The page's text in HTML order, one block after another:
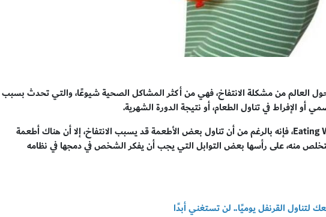
العالم من مشكلة الانتفاخ، فهي من أكثر المشاكل الصحية شيوعًا، والتي تحدث بسبب
أو الإفراط في تناول الطعام، أو نتيجة الدورة الشهرية.
ووفقًا لما ذكره موقع ""Eating Well، فإنه بالرغم من أن تناول بعض الأطعمة قد يسبب الانتفاخ، إلا أن هناك أطعمة
منه، على رأسها بعض التوابل التي يجب أن يفكر الشخص في دمجها في نظامه